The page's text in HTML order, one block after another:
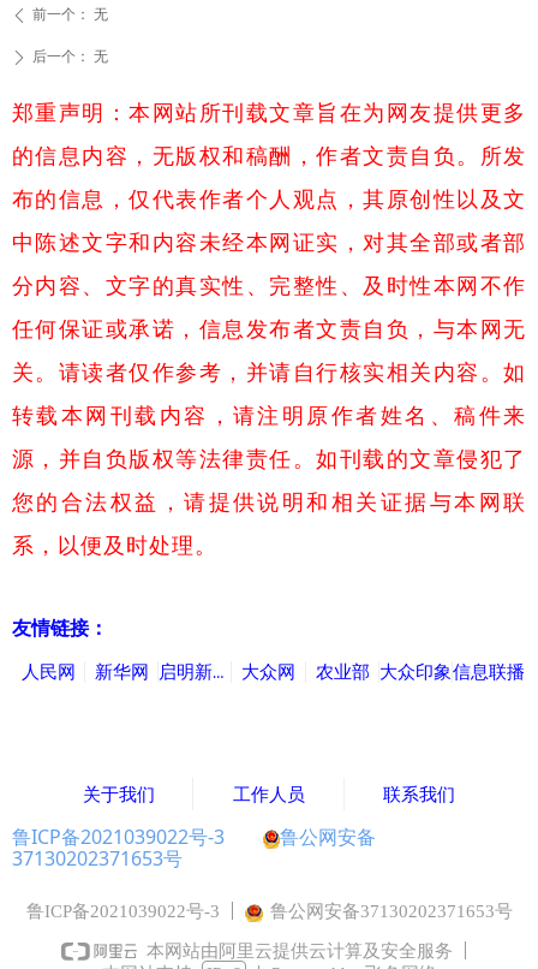
ꄴ 前一个： 无
ꄲ 后一个： 无
郑重声明：本网站所刊载文章旨在为网友提供更多
的信息内容，无版权和稿酬，作者文责自负。所发
布的信息，仅代表作者个人观点，其原创性以及文
中陈述文字和内容未经本网证实，对其全部或者部
分内容、文字的真实性、完整性、及时性本网不作
任何保证或承诺，信息发布者文责自负，与本网无
关。请读者仅作参考，并请自行核实相关内容。如
转载本网刊载内容，请注明原作者姓名、稿件来
源，并自负版权等法律责任。如刊载的文章侵犯了
您的合法权益，请提供说明和相关证据与本网联
系，以便及时处理。
友情链接：
人民网 新华网 启明新闻网 大众网 农业部 大众印象 信息联播
关于我们 工作人员 联系我们
鲁ICP备2021039022号-3
鲁公网安备
37130202371653号
鲁ICP备2021039022号-3 鲁公网安备37130202371653号
本网站由阿里云提供云计算及安全服务